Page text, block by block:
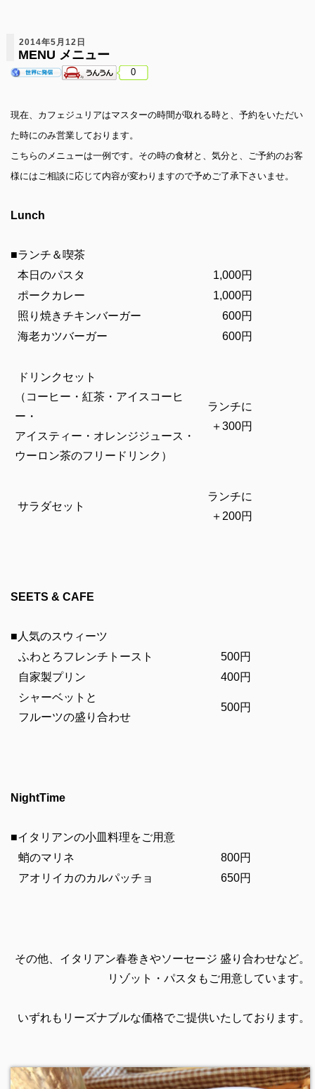
2014年5月12日
MENU メニュー
0
現在、カフェジュリアはマスターの時間が取れる時と、予約をいただい
た時にのみ営業しております。
こちらのメニューは一例です。その時の食材と、気分と、ご予約のお客
様にはご相談に応じて内容が変わりますので予めご了承下さいませ。
Lunch
■ランチ＆喫茶
本日のパスタ
1,000円
ポークカレー
1,000円
照り焼きチキンバーガー
600円
海老カツバーガー
600円
ドリンクセット
（コーヒー・紅茶・アイスコーヒ
ー・
アイスティー・オレンジジュース・
ウーロン茶のフリードリンク）
ランチに
＋300円
サラダセット
ランチに
＋200円
SEETS & CAFE
■人気のスウィーツ
ふわとろフレンチトースト
500円
自家製プリン
400円
シャーベットと
フルーツの盛り合わせ
500円
NightTime
■イタリアンの小皿料理をご用意
蛸のマリネ
800円
アオリイカのカルパッチョ
650円
その他、イタリアン春巻きやソーセージ 盛り合わせなど。
リゾット・パスタもご用意しています。
いずれもリーズナブルな価格でご提供いたしております。